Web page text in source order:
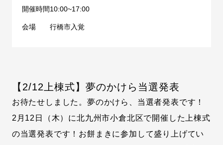
開催時間10:00~17:00
会場 行橋市入覚
【2/12上棟式】夢のかけら当選発表
お待たせしました。夢のかけら、当選者発表です！
2月12日（木）に北九州市小倉北区で開催した上棟式
の当選発表です！お餅まきに参加して盛り上げてい